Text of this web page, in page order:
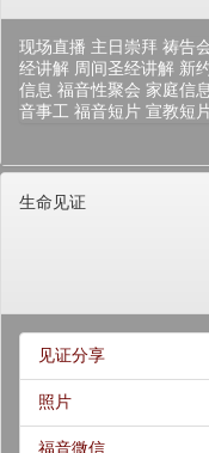
现场直播 主日崇拜 祷告
经讲解 周间圣经讲解 新
信息 福音性聚会 家庭信息
音事工 福音短片 宣教短
生命见证
见证分享
照片
福音微信